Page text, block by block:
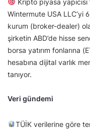
Wintermute USA LLC’yi 6
kurum (broker-dealer)
şirketin ABD’de hisse
borsa yatırım fonlarına
hesabına dijital varlık
tanıyor.
Veri gündemi
TÜİK verilerine göre